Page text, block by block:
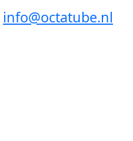
info@octatube.nl